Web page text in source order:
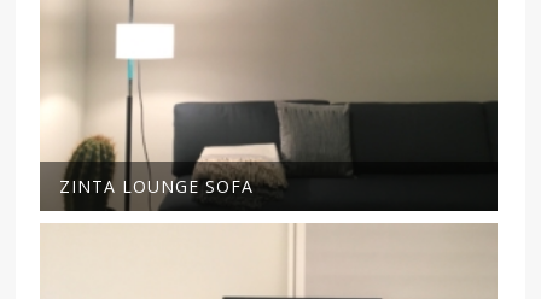
ZINTA LOUNGE SOFA